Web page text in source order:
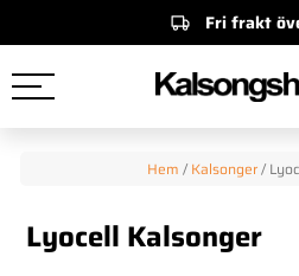
Fri frakt
Hem / Kalsonger/
Lyocell Kalsonger